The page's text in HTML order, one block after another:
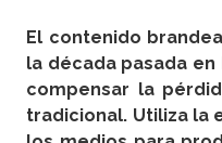
El contenido
la década pasada en
compensar la
tradicional. Utiliza la